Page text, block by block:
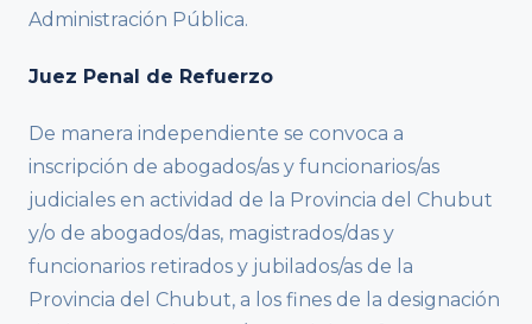
Administración Pública.
Juez Penal de Refuerzo
De manera independiente se convoca a
inscripción de abogados/as y funcionarios/as
judiciales en actividad de la Provincia del Chubut
y/o de abogados/das, magistrados/das y
funcionarios retirados y jubilados/as de la
Provincia del Chubut, a los fines de la designación